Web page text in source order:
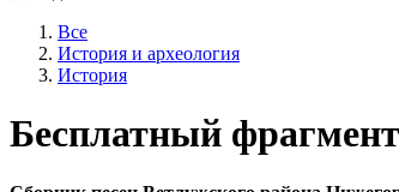
Все
История и археология
История
Бесплатный